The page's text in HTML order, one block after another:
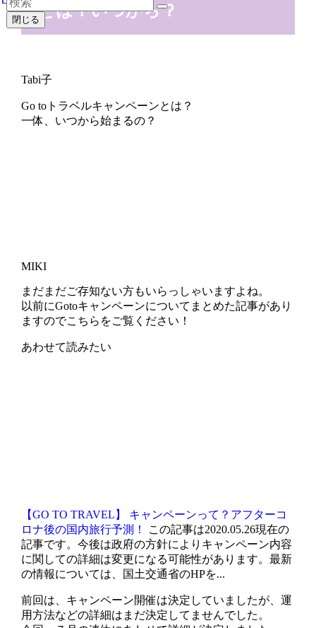
とは？いつから？
Tabi子
Go toトラベルキャンペーンとは？
一体、いつから始まるの？
MIKI
まだまだご存知ない方もいらっしゃいますよね。
以前にGotoキャンペーンについてまとめた記事があり
ますのでこちらをご覧ください！
あわせて読みたい
【GO TO TRAVEL】 キャンペーンって？アフターコ
ロナ後の国内旅行予測！
この記事は2020.05.26現在の
記事です。今後は政府の方針によりキャンペーン内容
に関しての詳細は変更になる可能性があります。最新
の情報については、国土交通省のHPを...
前回は、キャンペーン開催は決定していましたが、運
用方法などの詳細はまだ決定してませんでした。
閉じる